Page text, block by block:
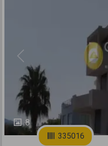
8
Previous
335016